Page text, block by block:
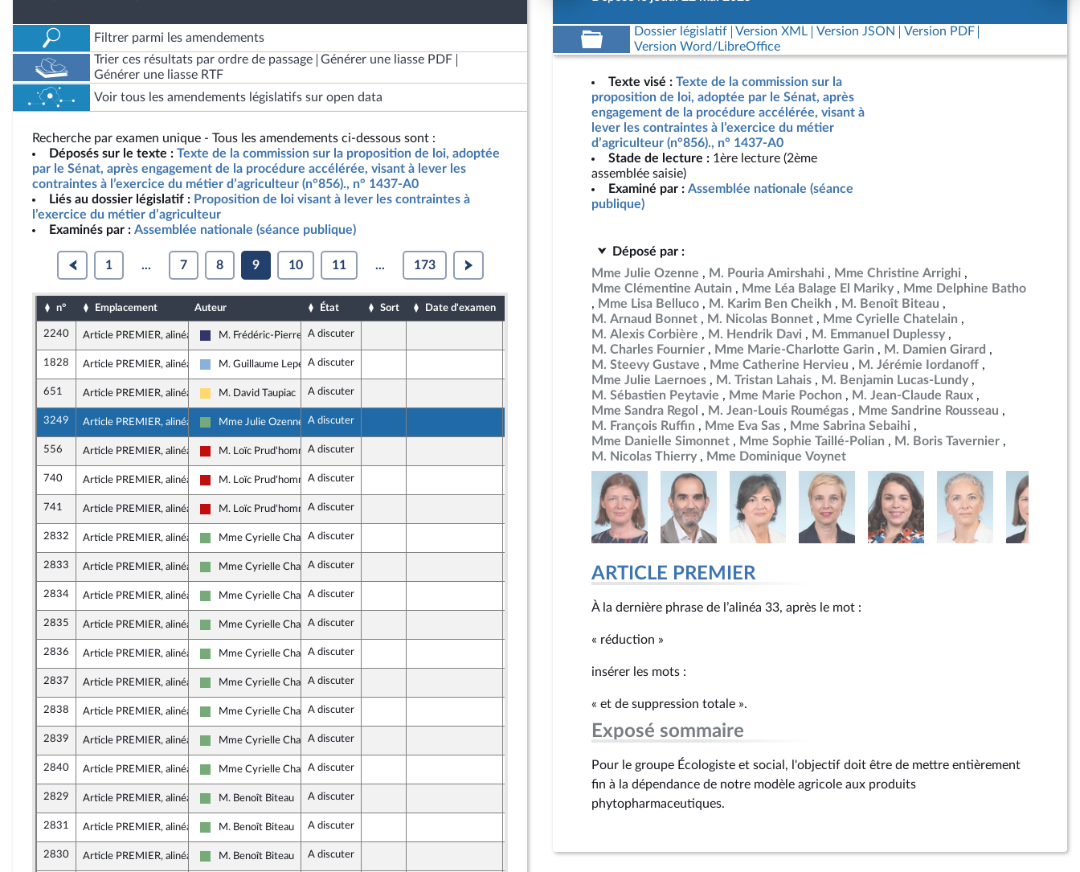
Filtrer parmi les amendements
Trier ces résultats par ordre de passage
Générer une liasse PDF
Générer une liasse RTF
Voir tous les amendements législatifs sur open data
Recherche par examen unique - Tous les amendements ci-dessous sont :
Déposés sur le texte : Texte de la commission sur la proposition de loi, adoptée
par le Sénat, après engagement de la procédure accélérée, visant à lever les
contraintes à l’exercice du métier d’agriculteur (n°856)., n° 1437-A0
Liés au dossier législatif : Proposition de loi visant à lever les contraintes à
l’exercice du métier d’agriculteur
Examinés par : Assemblée nationale (séance publique)
1 ... 7 8 9 10 11 ... 173
n° Emplacement Auteur État Sort Date d'examen
2240 Article PREMIER, alinéa 33
Rassemblement National
M. Frédéric-Pierre VosA discuter
1828 Article PREMIER, alinéa 33
Droite Républicaine
M. Guillaume LepersA discuter
651 Article PREMIER, alinéa 33
Libertés, Indépendants, Outre-mer et Territoires
M. David Taupiac A discuter
3249 Article PREMIER, alinéa 33
Écologiste et Social
Mme Julie Ozenne A discuter
556 Article PREMIER, alinéa 33
La France insoumise - Nouveau Front Populaire
M. Loïc Prud'hommeA discuter
740 Article PREMIER, alinéa 33
La France insoumise - Nouveau Front Populaire
M. Loïc Prud'hommeA discuter
741 Article PREMIER, alinéa 33
La France insoumise - Nouveau Front Populaire
M. Loïc Prud'hommeA discuter
2832 Article PREMIER, alinéa 33
Écologiste et Social
Mme Cyrielle ChatelainA discuter
2833 Article PREMIER, alinéa 33
Écologiste et Social
Mme Cyrielle ChatelainA discuter
2834 Article PREMIER, alinéa 33
Écologiste et Social
Mme Cyrielle ChatelainA discuter
2835 Article PREMIER, alinéa 33
Écologiste et Social
Mme Cyrielle ChatelainA discuter
2836 Article PREMIER, alinéa 33
Écologiste et Social
Mme Cyrielle ChatelainA discuter
2837 Article PREMIER, alinéa 33
Écologiste et Social
Mme Cyrielle ChatelainA discuter
2838 Article PREMIER, alinéa 33
Écologiste et Social
Mme Cyrielle ChatelainA discuter
2839 Article PREMIER, alinéa 33
Écologiste et Social
Mme Cyrielle ChatelainA discuter
2840 Article PREMIER, alinéa 33
Écologiste et Social
Mme Cyrielle ChatelainA discuter
2829 Article PREMIER, alinéa 33
Écologiste et Social
M. Benoît Biteau A discuter
2831 Article PREMIER, alinéa 33
Écologiste et Social
M. Benoît Biteau A discuter
2830 Article PREMIER, alinéa 33
Écologiste et Social
M. Benoît Biteau A discuter 22 mai 2025
Dossier législatif Version XML Version JSON
Version PDF
Version Word/LibreOffice
Texte visé : Texte de la commission sur la
proposition de loi, adoptée par le Sénat, après
engagement de la procédure accélérée, visant à
lever les contraintes à l’exercice du métier
d’agriculteur (n°856)., n° 1437-A0
Stade de lecture : 1ère lecture (2ème
assemblée saisie)
Examiné par : Assemblée nationale (séance
publique)
Déposé par :
Mme Julie Ozenne
M. Pouria Amirshahi
Mme Christine Arrighi
Mme Clémentine Autain
Mme Léa Balage El Mariky
Mme Delphine Batho
Mme Lisa Belluco
M. Karim Ben Cheikh
M. Benoît Biteau
M. Arnaud Bonnet
M. Nicolas Bonnet
Mme Cyrielle Chatelain
M. Alexis Corbière
M. Hendrik Davi
M. Emmanuel Duplessy
M. Charles Fournier
Mme Marie-Charlotte Garin
M. Damien Girard
M. Steevy Gustave
Mme Catherine Hervieu
M. Jérémie Iordanoff
Mme Julie Laernoes
M. Tristan Lahais
M. Benjamin Lucas-Lundy
M. Sébastien Peytavie
Mme Marie Pochon
M. Jean-Claude Raux
Mme Sandra Regol
M. Jean-Louis Roumégas
Mme Sandrine Rousseau
M. François Ruffin
Mme Eva Sas
Mme Sabrina Sebaihi
Mme Danielle Simonnet
Mme Sophie Taillé-Polian
M. Boris Tavernier
M. Nicolas Thierry
Mme Dominique Voynet
ARTICLE PREMIER
À la dernière phrase de l’alinéa 33, après le mot :
« réduction »
insérer les mots :
« et de suppression totale ».
Exposé sommaire
Pour le groupe Écologiste et social, l'objectif doit être de mettre entièrement
fin à la dépendance de notre modèle agricole aux produits
phytopharmaceutiques.